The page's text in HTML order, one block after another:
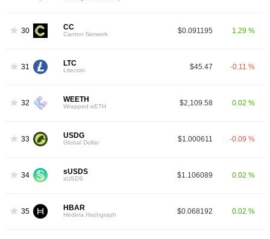
30 CC
Canton Network $0.091195 1.29 %
31 LTC
Litecoin $45.47 -0.11 %
32 WEETH
Wrapped eETH $2,109.58 0.02 %
33 USDG
Global Dollar $1.000611 -0.09 %
34 sUSDS
sUSDS $1.106089 0.02 %
35 HBAR
Hedera Hashgraph $0.068192 0.02 %